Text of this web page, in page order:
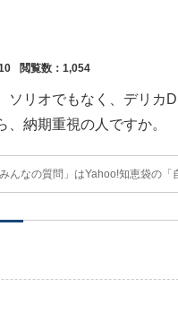
閲覧数： 1,054
ソリオでもなく、デリカ
、納期重視の人ですか。
みんなの質問」はYahoo!知恵袋の